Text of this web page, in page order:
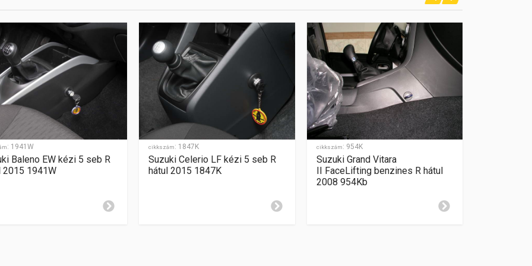
: 1941W
Baleno EW kézi 5 seb R
2015 1941W
cikkszám: 1847K
Suzuki Celerio LF kézi 5 seb R
hátul 2015 1847K
cikkszám: 954K
Suzuki Grand Vitara
II FaceLifting benzines R hátul
2008 954Kb